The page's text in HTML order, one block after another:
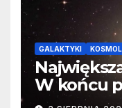
GALAKTYKI
W końcu
faktyczne